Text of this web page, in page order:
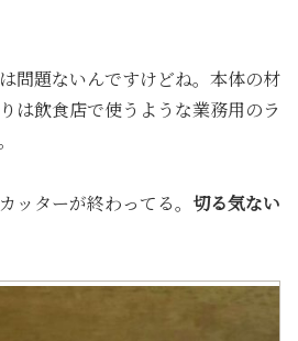
問題ないんですけどね。本体の材
は飲食店で使うような業務用のラ
ッターが終わってる。 切る気ない